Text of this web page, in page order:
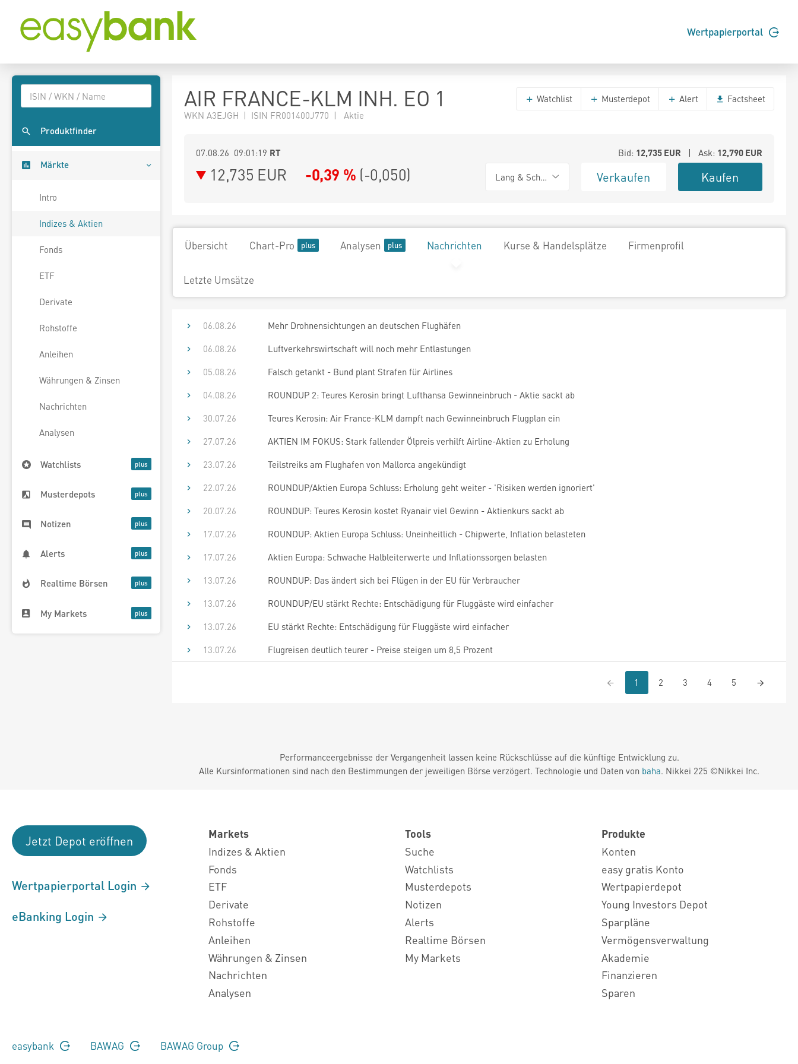
Wertpapierportal
Produktfinder
Märkte
Intro
Indizes & Aktien
Fonds
ETF
Derivate
Rohstoffe
Anleihen
Währungen & Zinsen
Nachrichten
Analysen
Watchlists
Musterdepots
Notizen
Alerts
Realtime Börsen
My Markets
AIR FRANCE-KLM INH. EO 1
WKN A3EJGH | ISIN FR001400J770 | Aktie
Watchlist Musterdepot Alert Factsheet
07.08.26 09:01:19 RT Bid: 12,735EUR | Ask: 12,790EUR
12,735 EUR -0,39 % (-0,050) Lang & Schwarz Verkaufen Kaufen
Übersicht Chart-Pro Analysen Nachrichten Kurse & Handelsplätze Firmenprofil
Letzte Umsätze
06.08.26
Mehr Drohnensichtungen an deutschen Flughäfen
06.08.26
Luftverkehrswirtschaft will noch mehr Entlastungen
05.08.26
Falsch getankt - Bund plant Strafen für Airlines
04.08.26
ROUNDUP 2: Teures Kerosin bringt Lufthansa Gewinneinbruch - Aktie sackt ab
30.07.26
Teures Kerosin: Air France-KLM dampft nach Gewinneinbruch Flugplan ein
27.07.26
AKTIEN IM FOKUS: Stark fallender Ölpreis verhilft Airline-Aktien zu Erholung
23.07.26
Teilstreiks am Flughafen von Mallorca angekündigt
22.07.26
ROUNDUP/Aktien Europa Schluss: Erholung geht weiter - 'Risiken werden ignoriert'
20.07.26
ROUNDUP: Teures Kerosin kostet Ryanair viel Gewinn - Aktienkurs sackt ab
17.07.26
ROUNDUP: Aktien Europa Schluss: Uneinheitlich - Chipwerte, Inflation belasteten
17.07.26
Aktien Europa: Schwache Halbleiterwerte und Inflationssorgen belasten
13.07.26
ROUNDUP: Das ändert sich bei Flügen in der EU für Verbraucher
13.07.26
ROUNDUP/EU stärkt Rechte: Entschädigung für Fluggäste wird einfacher
13.07.26
EU stärkt Rechte: Entschädigung für Fluggäste wird einfacher
13.07.26
Flugreisen deutlich teurer - Preise steigen um 8,5 Prozent
1 2 3 4 5
Performanceergebnisse der Vergangenheit lassen keine Rückschlüsse auf die künftige Entwicklung zu.
Alle Kursinformationen sind nach den Bestimmungen der jeweiligen Börse verzögert. Technologie und Daten von baha. Nikkei 225 ©Nikkei Inc.
Jetzt Depot eröffnen
Wertpapierportal Login
eBanking Login
Markets
Indizes & Aktien
Fonds
ETF
Derivate
Rohstoffe
Anleihen
Währungen & Zinsen
Nachrichten
Analysen
Tools
Suche
Watchlists
Musterdepots
Notizen
Alerts
Realtime Börsen
My Markets
Produkte
Konten
easy gratis Konto
Wertpapierdepot
Young Investors Depot
Sparpläne
Vermögensverwaltung
Akademie
Finanzieren
Sparen
easybank BAWAG BAWAG Group